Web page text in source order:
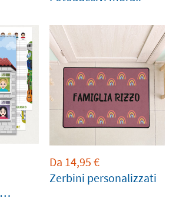
Da 14,95 €
Zerbini personalizzati